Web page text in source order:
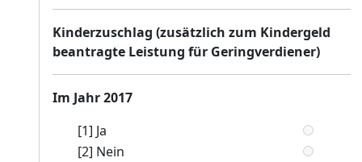
Kinderzuschlag (zusätzlich zum Kindergeld
beantragte Leistung für Geringverdiener)
Im Jahr 2017
[1] Ja
[2] Nein